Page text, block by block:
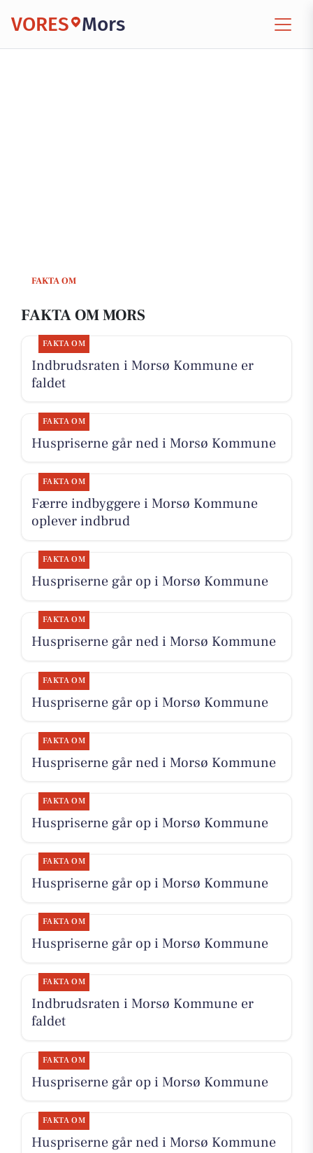
VORES Mors
FAKTA OM
FAKTA OM MORS
FAKTA OM
Indbrudsraten i Morsø Kommune er
faldet
FAKTA OM
Huspriserne går ned i Morsø Kommune
FAKTA OM
Færre indbyggere i Morsø Kommune
oplever indbrud
FAKTA OM
Huspriserne går op i Morsø Kommune
FAKTA OM
Huspriserne går ned i Morsø Kommune
FAKTA OM
Huspriserne går op i Morsø Kommune
FAKTA OM
Huspriserne går ned i Morsø Kommune
FAKTA OM
Huspriserne går op i Morsø Kommune
FAKTA OM
Huspriserne går op i Morsø Kommune
FAKTA OM
Huspriserne går op i Morsø Kommune
FAKTA OM
Indbrudsraten i Morsø Kommune er
faldet
FAKTA OM
Huspriserne går op i Morsø Kommune
FAKTA OM
Huspriserne går ned i Morsø Kommune